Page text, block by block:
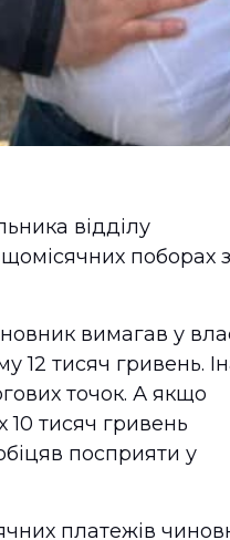
відділу
поборах з
вимагав у
12 тисяч гривень.
точок. А якщо
10 тисяч гривень
посприяти у
платежів